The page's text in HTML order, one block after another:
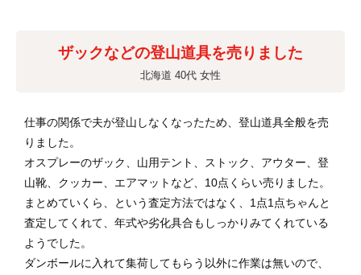
ザックなどの登山道具を売りました
北海道 40代 女性
仕事の関係で夫が登山しなくなったため、登山道具全般を売
りました。
オスプレーのザック、山用テント、ストック、アウター、登
山靴、クッカー、エアマットなど、10点くらい売りました。
まとめていくら、という査定方法ではなく、1点1点ちゃんと
査定してくれて、年式や劣化具合もしっかりみてくれている
ようでした。
ダンボールに入れて集荷してもらう以外に作業は無いので、